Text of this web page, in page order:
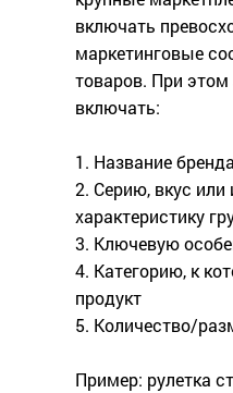
включать
маркетинговые
товаров. При
включать:
1. Название
2. Серию, вкус
характеристику
3. Ключевую
4. Категорию, к
продукт
5. Количество/
Пример: рулетка